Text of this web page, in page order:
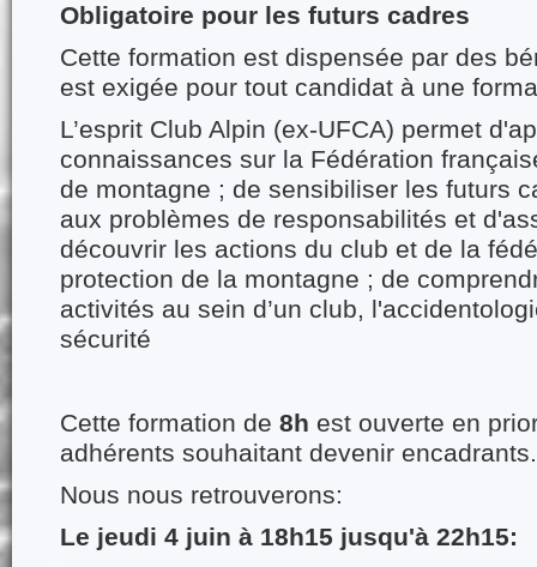
Obligatoire pour les futurs cadres
Cette formation est dispensée par des
est exigée pour tout candidat à une
L’esprit Club Alpin (ex-UFCA) permet
connaissances sur la Fédération
de montagne ; de sensibiliser les futurs
aux problèmes de responsabilités et
découvrir les actions du club et de la
protection de la montagne ; de
activités au sein d’un club,
sécurité
Cette formation de 8h est ouverte en
adhérents souhaitant devenir encadrants.
Nous nous retrouverons:
Le jeudi 4 juin à 18h15 jusqu'à 22h15: